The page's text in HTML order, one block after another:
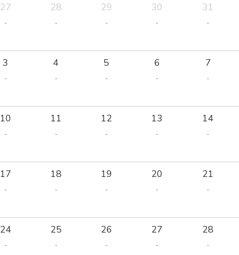
27
-
28
-
29
-
30
-
31
-
3
-
4
-
5
-
6
-
7
-
10
-
11
-
12
-
13
-
14
-
17
-
18
-
19
-
20
-
21
-
24
-
25
-
26
-
27
-
28
-